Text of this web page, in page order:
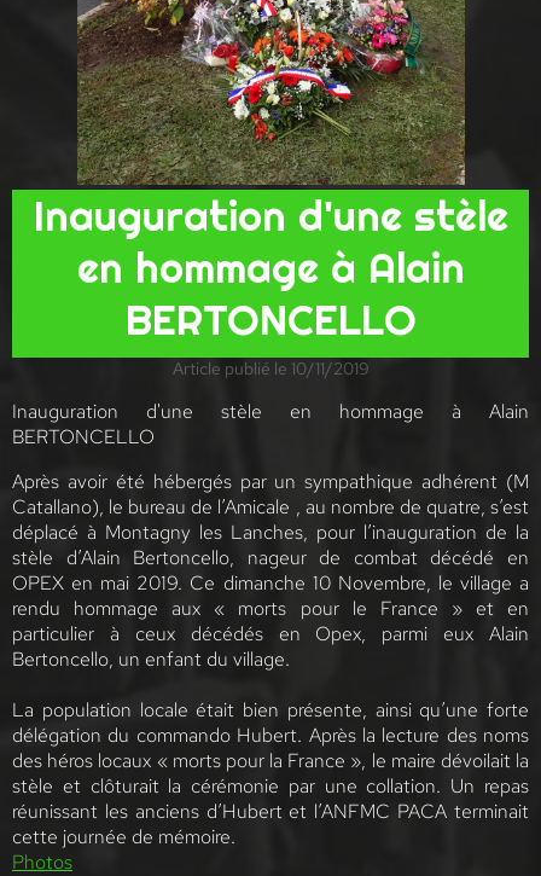
Inauguration d'une stèle
en hommage à Alain
BERTONCELLO
Article publié le 10/11/2019
Inauguration d'une stèle en hommage à Alain
BERTONCELLO
Après avoir été hébergés par un sympathique adhérent (M
Catallano), le bureau de l’Amicale , au nombre de quatre, s’est
déplacé à Montagny les Lanches, pour l’inauguration de la
stèle d’Alain Bertoncello, nageur de combat décédé en
OPEX en mai 2019. Ce dimanche 10 Novembre, le village a
rendu hommage aux « morts pour le France » et en
particulier à ceux décédés en Opex, parmi eux Alain
Bertoncello, un enfant du village.
La population locale était bien présente, ainsi qu’une forte
délégation du commando Hubert. Après la lecture des noms
des héros locaux « morts pour la France », le maire dévoilait la
stèle et clôturait la cérémonie par une collation. Un repas
réunissant les anciens d’Hubert et l’ANFMC PACA terminait
cette journée de mémoire.
Photos